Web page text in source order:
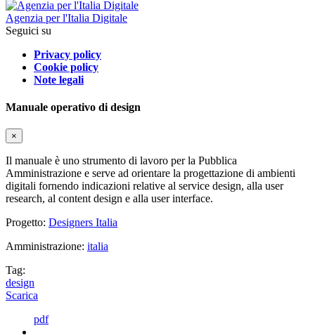
Agenzia per l'Italia Digitale
Seguici su
Privacy policy
Cookie policy
Note legali
Manuale operativo di design
×
Il manuale è uno strumento di lavoro per la Pubblica
Amministrazione e serve ad orientare la progettazione di ambienti
digitali fornendo indicazioni relative al service design, alla user
research, al content design e alla user interface.
Progetto: Designers Italia
Amministrazione: italia
Tag:
design
Scarica
pdf